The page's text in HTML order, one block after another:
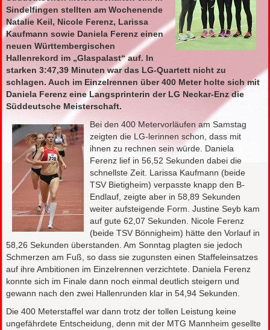
Sindelfingen stellten am Wochenende
Natalie Keil, Nicole Ferenz, Larissa
Kaufmann sowie Daniela Ferenz einen
neuen Würt­tem­bergischen
Hallenrekord im „Glaspalast“ auf. In
starken 3:47,39 Minuten war das LG-Quartett nicht zu
schlagen. Auch im Einzelrennen über 400 Meter holte sich mit
Daniela Ferenz eine Langsprinterin der LG Neckar-Enz die
Süddeutsche Meisterschaft.
Bei den 400 Metervorläufen am Samstag
zeigten die LG-lerinnen schon, dass mit
ihnen zu rechnen sein würde. Daniela
Ferenz lief in 56,52 Sekunden dabei die
schnellste Zeit. Larissa Kaufmann (beide
TSV Bietigheim) verpasste knapp den B-
Endlauf, zeigte aber in 58,89 Sekunden
weiter aufsteigende Form. Justine Seyb kam
auf gute 62,07 Sekunden. Nicole Ferenz
(beide TSV Bönnigheim) hätte den Vorlauf in
58,26 Sekunden überstanden. Am Sonntag plagten sie jedoch
Schmerzen am Fuß, so dass sie zugunsten einen Staffeleinsatzes
auf ihre Ambitionen im Einzelrennen verzichtete. Daniela Ferenz
konnte sich im Finale dann noch einmal deutlich steigern und
gewann nach den zwei Hallenrunden klar in 54,94 Sekunden.
Die 400 Meterstaffel war dann trotz der tollen Leistung keine
ungefährdete Entscheidung, denn mit der MTG Mannheim gesellte